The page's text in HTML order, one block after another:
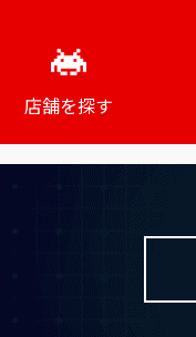
店舗を探す